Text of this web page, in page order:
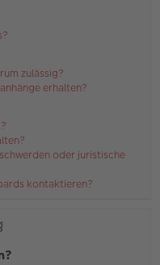
zulässig?
erhalten?
oder juristische
kontaktieren?